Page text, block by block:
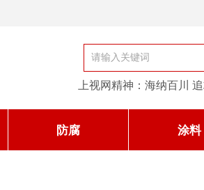
上视网精神：海纳百川
防腐 涂料